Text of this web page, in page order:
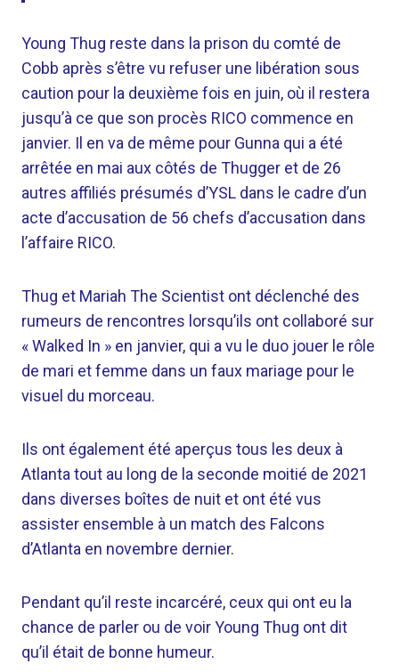
Young Thug reste dans la prison du comté de
Cobb après s’être vu refuser une libération sous
caution pour la deuxième fois en juin, où il restera
jusqu’à ce que son procès RICO commence en
janvier. Il en va de même pour Gunna qui a été
arrêtée en mai aux côtés de Thugger et de 26
autres affiliés présumés d’YSL dans le cadre d’un
acte d’accusation de 56 chefs d’accusation dans
l’affaire RICO.
Thug et Mariah The Scientist ont déclenché des
rumeurs de rencontres lorsqu’ils ont collaboré sur
« Walked In » en janvier, qui a vu le duo jouer le rôle
de mari et femme dans un faux mariage pour le
visuel du morceau.
Ils ont également été aperçus tous les deux à
Atlanta tout au long de la seconde moitié de 2021
dans diverses boîtes de nuit et ont été vus
assister ensemble à un match des Falcons
d’Atlanta en novembre dernier.
Pendant qu’il reste incarcéré, ceux qui ont eu la
chance de parler ou de voir Young Thug ont dit
qu’il était de bonne humeur.